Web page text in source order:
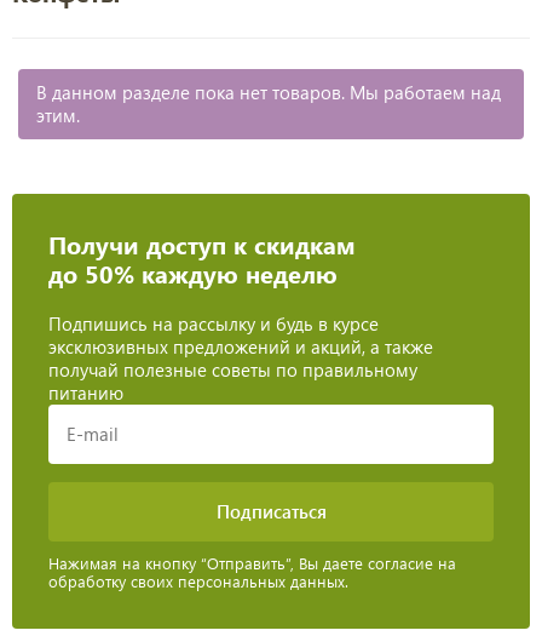
В данном разделе пока нет товаров. Мы работаем над
этим.
Получи доступ к скидкам
до 50% каждую неделю
Подпишись на рассылку и будь в курсе
эксклюзивных предложений и акций, а также
получай полезные советы по правильному
питанию
Нажимая на кнопку “Отправить”, Вы даете согласие на
обработку своих персональных данных.